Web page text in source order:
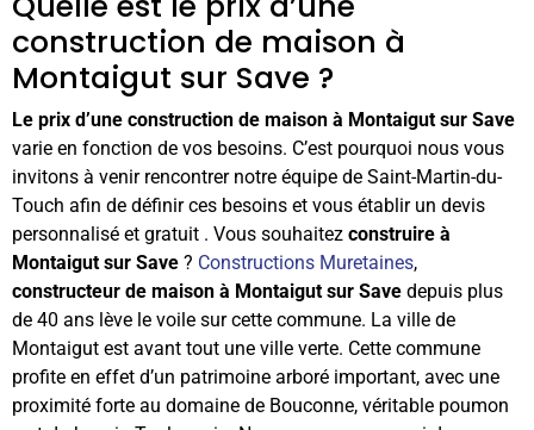
construction de maison à
Montaigut sur Save ?
Le prix d’une construction de maison à Montaigut sur Save
varie en fonction de vos besoins. C’est pourquoi nous vous
invitons à venir rencontrer notre équipe de Saint-Martin-du-
Touch afin de définir ces besoins et vous établir un devis
personnalisé et gratuit . Vous souhaitez construire à
Montaigut sur Save ? Constructions Muretaines,
constructeur de maison à Montaigut sur Save depuis plus
de 40 ans lève le voile sur cette commune. La ville de
Montaigut est avant tout une ville verte. Cette commune
profite en effet d’un patrimoine arboré important, avec une
proximité forte au domaine de Bouconne, véritable poumon